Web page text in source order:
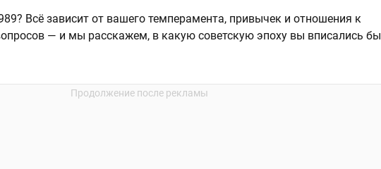
Всё зависит от вашего темперамента, привычек и отношения к
— и мы расскажем, в какую советскую эпоху вы вписались бы